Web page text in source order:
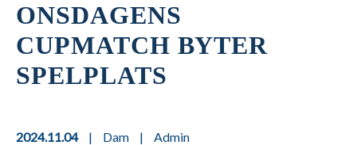
ONSDAGENS
CUPMATCH BYTER
SPELPLATS
2024.11.04 | Dam | Admin